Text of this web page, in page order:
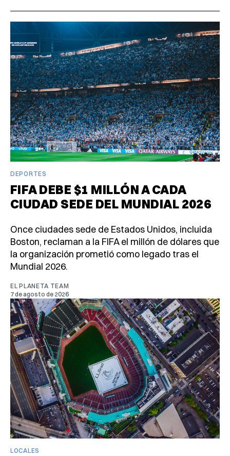
DEPORTES
FIFA DEBE $1 MILLÓN A CADA
CIUDAD SEDE DEL MUNDIAL 2026
Once ciudades sede de Estados Unidos, incluida
Boston, reclaman a la FIFA el millón de dólares que
la organización prometió como legado tras el
Mundial 2026.
EL PLANETA TEAM
7 de agosto de 2026
LOCALES